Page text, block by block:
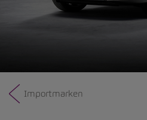
Importmarken